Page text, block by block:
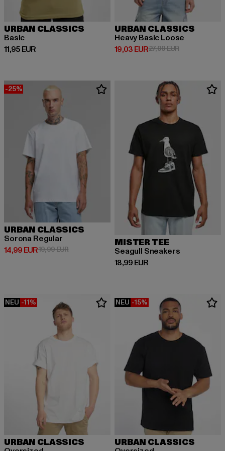
URBAN CLASSICS
Basic
11,95 EUR
Derzeitiger Preis: 11,95 EUR
URBAN CLASSICS
Heavy Basic Loose
19,03 EUR
Derzeitiger Preis: 19,03 EUR
27,99 EURAktionspreis:
-25%
URBAN CLASSICS
Sorona Regular
14,99 EUR
Derzeitiger Preis: 14,99 EUR
19,99 EURAktionspreis: 19,99 EUR
MISTER TEE
Seagull Sneakers
18,99 EUR
Derzeitiger Preis: 18,99 EUR
NEU -11%
URBAN CLASSICS
NEU -15%
URBAN CLASSICS